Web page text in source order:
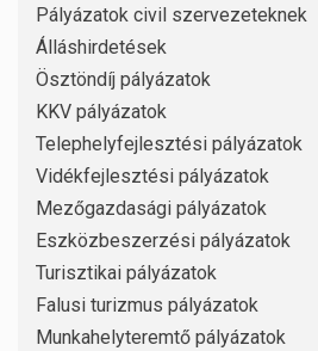
Pályázatok civil szervezeteknek
Álláshirdetések
Ösztöndíj pályázatok
KKV pályázatok
Telephelyfejlesztési pályázatok
Vidékfejlesztési pályázatok
Mezőgazdasági pályázatok
Eszközbeszerzési pályázatok
Turisztikai pályázatok
Falusi turizmus pályázatok
Munkahelyteremtő pályázatok